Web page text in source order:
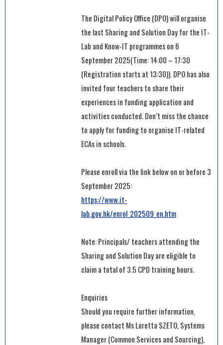
The Digital Policy Office (DPO) will organise
the last Sharing and Solution Day for the IT-
Lab and Know-IT programmes on 6
September 2025(Time: 14:00 – 17:30
(Registration starts at 13:30)). DPO has also
invited four teachers to share their
experiences in funding application and
activities conducted. Don’t miss the chance
to apply for funding to organise IT-related
ECAs in schools.
Please enroll via the link below on or before 3
September 2025:
https://www.it-
lab.gov.hk/enrol_202509_en.htm
Note: Principals/ teachers attending the
Sharing and Solution Day are eligible to
claim a total of 3.5 CPD training hours.
Enquiries
Should you require further information,
please contact Ms Loretta SZETO, Systems
Manager (Common Services and Sourcing),